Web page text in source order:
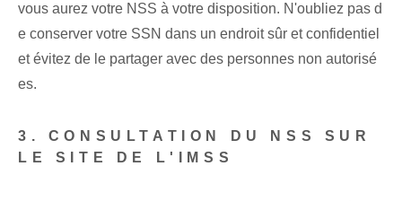
vous aurez votre NSS à votre disposition. N'oubliez pas d
e conserver votre SSN dans un endroit sûr et confidentiel
et évitez de le partager avec des personnes non autorisé
es.
3. CONSULTATION DU NSS SUR
LE SITE DE L'IMSS